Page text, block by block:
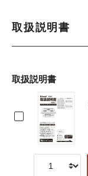
取扱説明書
取扱説明書